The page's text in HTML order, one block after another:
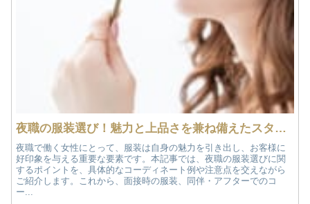
夜職の服装選び！魅力と上品さを兼ね備えたスタイルガイド
夜職で働く女性にとって、服装は自身の魅力を引き出し、お客様に
好印象を与える重要な要素です。本記事では、夜職の服装選びに関
するポイントを、具体的なコーディネート例や注意点を交えながら
ご紹介します。これから、面接時の服装、同伴・アフターでのコ
ー...